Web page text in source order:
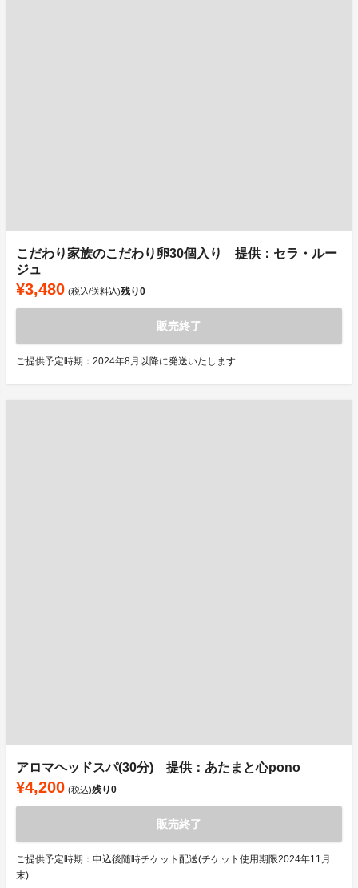
こだわり家族のこだわり卵30個入り 提供：セラ・ルー
ジュ
¥3,480 (税込/送料込)残り0
販売終了
ご提供予定時期：2024年8月以降に発送いたします
アロマヘッドスパ(30分) 提供：あたまと心pono
¥4,200 (税込)残り0
販売終了
ご提供予定時期：申込後随時チケット配送(チケット使用期限2024年11月
末)